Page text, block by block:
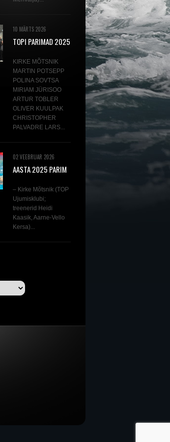
10 MÄRTS 2026
TOPI PARIMAD 2025
KIRKE MÕTSNIK
MARTIN POTSEPP
POLINA SOVTSA
MIRIAM JÜRISOO
ARTUR TOBLER
OLIVER KUULPAK
CHRISTOPHER
PALVADRE LARS...
02 VEEBRUAR 2026
AASTA 2025 PARIM
MÕTSNIK
– Kirke Mõtsnik (TOP
Ujumisklubi;
treenerid Heidi
Kaasik, Aarne-Vello
Kersa)...